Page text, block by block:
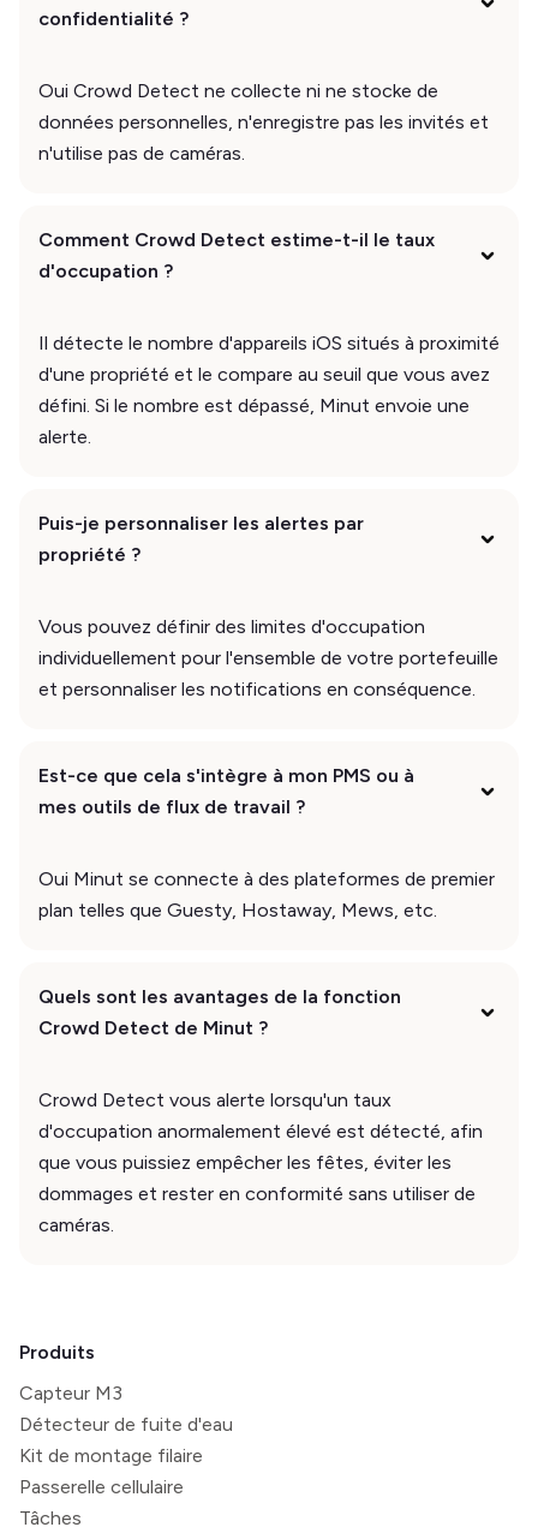
confidentialité ?
Oui Crowd Detect ne collecte ni ne stocke de
données personnelles, n'enregistre pas les invités et
n'utilise pas de caméras.
Comment Crowd Detect estime-t-il le taux
d'occupation ?
Il détecte le nombre d'appareils iOS situés à proximité
d'une propriété et le compare au seuil que vous avez
défini. Si le nombre est dépassé, Minut envoie une
alerte.
Puis-je personnaliser les alertes par
propriété ?
Vous pouvez définir des limites d'occupation
individuellement pour l'ensemble de votre portefeuille
et personnaliser les notifications en conséquence.
Est-ce que cela s'intègre à mon PMS ou à
mes outils de flux de travail ?
Oui Minut se connecte à des plateformes de premier
plan telles que Guesty, Hostaway, Mews, etc.
Quels sont les avantages de la fonction
Crowd Detect de Minut ?
Crowd Detect vous alerte lorsqu'un taux
d'occupation anormalement élevé est détecté, afin
que vous puissiez empêcher les fêtes, éviter les
dommages et rester en conformité sans utiliser de
caméras.
Produits
Capteur M3
Détecteur de fuite d'eau
Kit de montage filaire
Passerelle cellulaire
Tâches